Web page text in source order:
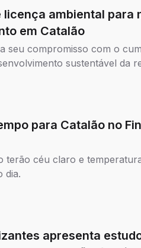
licença ambiental para
em Catalão
seu compromisso com o
sustentável da
para Catalão no
terão céu claro e
dia.
apresenta